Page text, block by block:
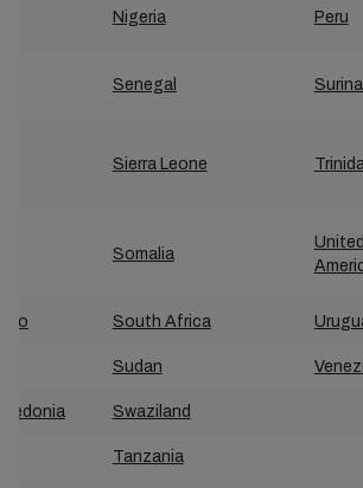
Peru
Nigeria
Senegal
Sierra Leone
Somalia
South Africa
Sudan
Swaziland
Tanzania